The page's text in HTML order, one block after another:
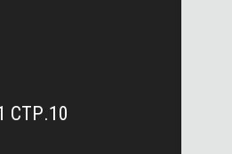
СТР.10